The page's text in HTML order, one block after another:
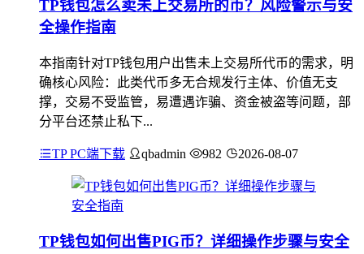
TP钱包怎么卖未上交易所的币？风险警示与安
全操作指南
本指南针对TP钱包用户出售未上交易所代币的需求，明
确核心风险：此类代币多无合规发行主体、价值无支
撑，交易不受监管，易遭遇诈骗、资金被盗等问题，部
分平台还禁止私下...
TP PC端下载 qbadmin 982 2026-08-07
TP钱包如何出售PIG币？详细操作步骤与安全